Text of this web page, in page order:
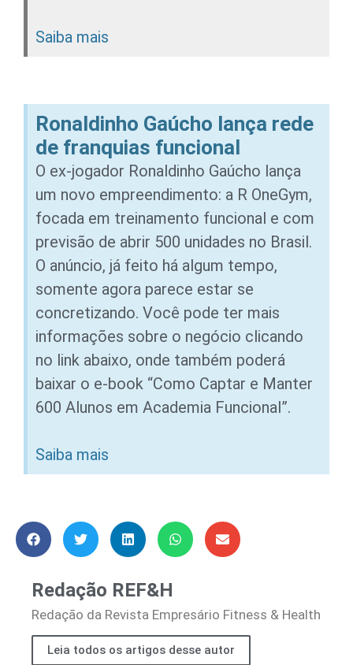
Saiba mais
Ronaldinho Gaúcho lança rede
de franquias funcional
O ex-jogador Ronaldinho Gaúcho lança
um novo empreendimento: a R OneGym,
focada em treinamento funcional e com
previsão de abrir 500 unidades no Brasil.
O anúncio, já feito há algum tempo,
somente agora parece estar se
concretizando. Você pode ter mais
informações sobre o negócio clicando
no link abaixo, onde também poderá
baixar o e-book “Como Captar e Manter
600 Alunos em Academia Funcional”.
Saiba mais
Redação REF&H
Redação da Revista Empresário Fitness & Health
Leia todos os artigos desse autor